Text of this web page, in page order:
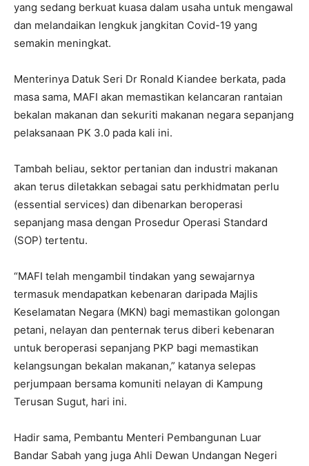
yang sedang berkuat kuasa dalam usaha untuk mengawal
dan melandaikan lengkuk jangkitan Covid-19 yang
semakin meningkat.
Menterinya Datuk Seri Dr Ronald Kiandee berkata, pada
masa sama, MAFI akan memastikan kelancaran rantaian
bekalan makanan dan sekuriti makanan negara sepanjang
pelaksanaan PK 3.0 pada kali ini.
Tambah beliau, sektor pertanian dan industri makanan
akan terus diletakkan sebagai satu perkhidmatan perlu
(essential services) dan dibenarkan beroperasi
sepanjang masa dengan Prosedur Operasi Standard
(SOP) tertentu.
“MAFI telah mengambil tindakan yang sewajarnya
termasuk mendapatkan kebenaran daripada Majlis
Keselamatan Negara (MKN) bagi memastikan golongan
petani, nelayan dan penternak terus diberi kebenaran
untuk beroperasi sepanjang PKP bagi memastikan
kelangsungan bekalan makanan,” katanya selepas
perjumpaan bersama komuniti nelayan di Kampung
Terusan Sugut, hari ini.
Hadir sama, Pembantu Menteri Pembangunan Luar
Bandar Sabah yang juga Ahli Dewan Undangan Negeri